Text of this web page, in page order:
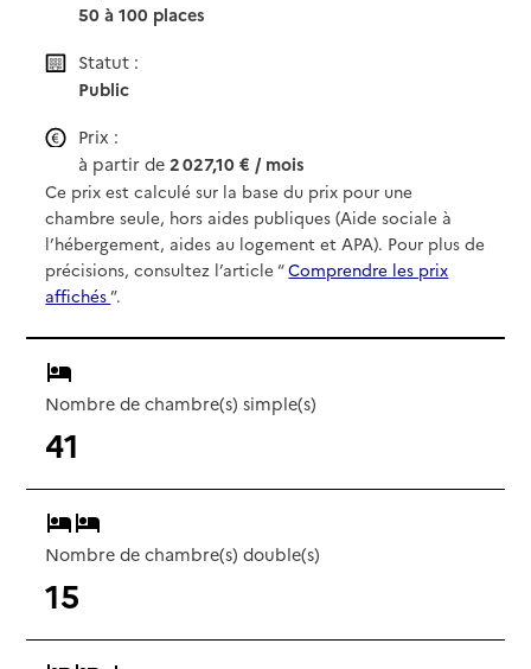
50 à 100 places
Statut :
Public
Prix :
à partir de2 027,10 € / mois
Ce prix est calculé sur la base du prix pour une
chambre seule, hors aides publiques (Aide sociale à
l’hébergement, aides au logement et APA). Pour plus de
précisions, consultez l’article “Comprendre les prix
affichés”.
Nombre de chambre(s) simple(s)
41
Nombre de chambre(s) double(s)
15